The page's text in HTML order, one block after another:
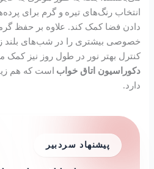
انتخاب رنگ‌های تیره و گرم برای
دادن فضا کمک کند. علاوه بر حفظ
خصوصی بیشتری را در شب‌های بلند
کنترل بهتر نور در طول روز نیز کمک
دکوراسیون اتاق خواب است که هم
دارد.
پیشنهاد سردبیر